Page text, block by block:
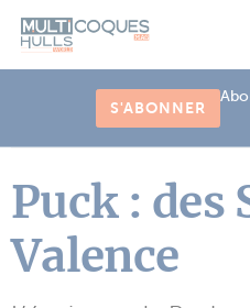
S'ABONNER
Puck : des
Valence